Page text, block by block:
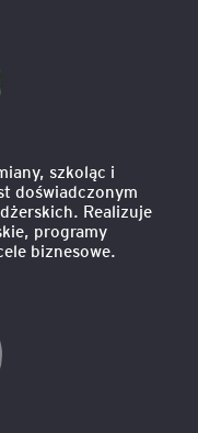
szkoląc i
doświadczonym
Realizuje
programy
biznesowe.